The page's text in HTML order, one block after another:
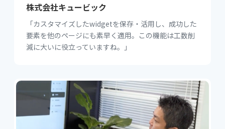
株式会社キュービック
「カスタマイズしたwidgetを保存・活用し、成功した
要素を他のページにも素早く適用。この機能は工数削
減に大いに役立っていますね。」